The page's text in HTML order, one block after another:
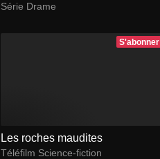
Série Drame
S'abonner
Les roches maudites
Téléfilm Science-fiction